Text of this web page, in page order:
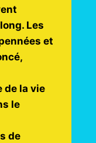
Les
et
de la vie
le
de